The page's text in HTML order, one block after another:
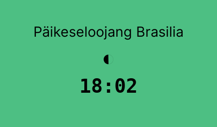
Päikeseloojang Brasilia
◐
18:02